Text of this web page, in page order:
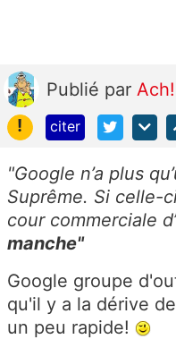
Publié par
!
citer
"Google n’a plus
Suprême. Si celle-
cour commerciale
manche"
Google groupe
qu'il y a la dérive
un peu rapide!